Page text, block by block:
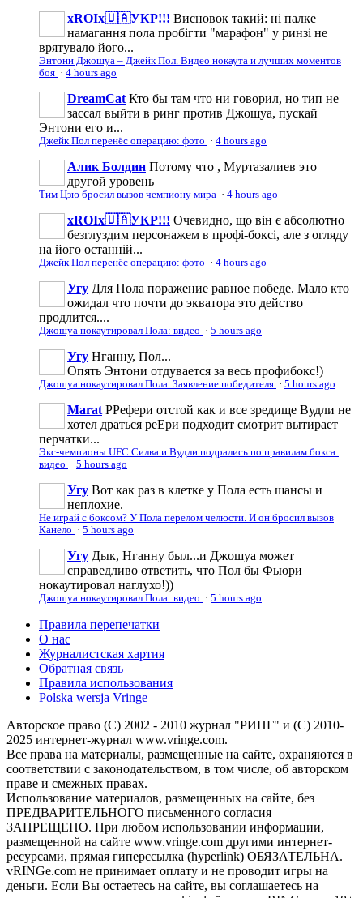
xROIx🇺🇦УКР!!! Висновок такий: ні палке
намагання пола пробігти "марафон" у ринзі не
врятувало його...
Энтони Джошуа – Джейк Пол. Видео нокаута и лучших моментов
боя · 4 hours ago
DreamCat Кто бы там что ни говорил, но тип не
зассал выйти в ринг против Джошуа, пускай
Энтони его и...
Джейк Пол перенёс операцию: фото · 4 hours ago
Алик Болдин Потому что , Муртазалиев это
другой уровень
Тим Цзю бросил вызов чемпиону мира · 4 hours ago
xROIx🇺🇦УКР!!! Очевидно, що він є абсолютно
безглуздим персонажем в профі-боксі, але з огляду
на його останній...
Джейк Пол перенёс операцию: фото · 4 hours ago
Угу Для Пола поражение равное победе. Мало кто
ожидал что почти до экватора это действо
продлится....
Джошуа нокаутировал Пола: видео · 5 hours ago
Угу Нганну, Пол...
Опять Энтони отдувается за весь профибокс!)
Джошуа нокаутировал Пола. Заявление победителя · 5 hours ago
Marat РРефери отстой как и все зредище Вудли не
хотел драться реЕри подходит смотрит вытирает
перчатки...
Экс-чемпионы UFC Силва и Вудли подрались по правилам бокса:
видео · 5 hours ago
Угу Вот как раз в клетке у Пола есть шансы и
неплохие.
Не играй с боксом? У Пола перелом челюсти. И он бросил вызов
Канело · 5 hours ago
Угу Дык, Нганну был...и Джошуа может
справедливо ответить, что Пол бы Фьюри
нокаутировал наглухо!))
Джошуа нокаутировал Пола: видео · 5 hours ago
Правила перепечатки
О нас
Журналистская хартия
Обратная связь
Правила использования
Polska wersja Vringe
Авторское право (С) 2002 - 2010 журнал "РИНГ" и (С) 2010-
2025 интернет-журнал www.vringe.com.
Все права на материалы, размещенные на сайте, охраняются в
соответствии с законодательством, в том числе, об авторском
праве и смежных правах.
Использование материалов, размещенных на сайте, без
ПРЕДВАРИТЕЛЬНОГО письменного согласия
ЗАПРЕЩЕНО. При любом использовании информации,
размещенной на сайте www.vringe.com другими интернет-
ресурсами, прямая гиперссылка (hyperlink) ОБЯЗАТЕЛЬНА.
vRINGe.com не принимает оплату и не проводит игры на
деньги. Если Вы остаетесь на сайте, вы соглашаетесь на